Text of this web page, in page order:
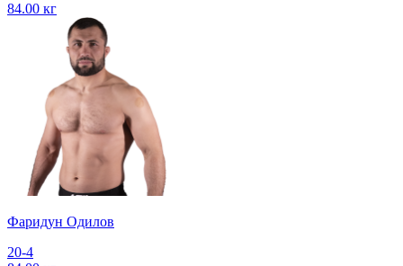
84.00 кг
Фаридун Одилов
20-4